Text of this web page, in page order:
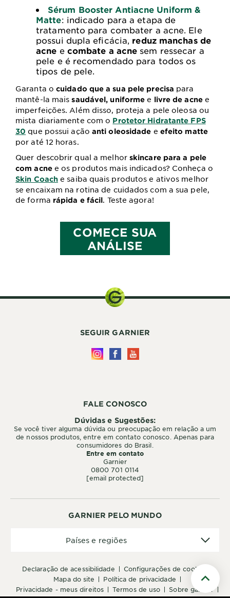
Sérum Booster Antiacne Uniform &
Matte: indicado para a etapa de
tratamento para combater a acne. Ele
possui dupla eficácia, reduz manchas de
acne e combate a acne sem ressecar a
pele e é recomendado para todos os
tipos de pele.
Garanta o cuidado que a sua pele precisa para
mantê-la mais saudável, uniforme e livre de acne e
imperfeições. Além disso, proteja a pele oleosa ou
mista diariamente com o Protetor Hidratante FPS
30 que possui ação anti oleosidade e efeito matte
por até 12 horas.
Quer descobrir qual a melhorskincare para a pele
com acne e os produtos mais indicados? Conheça o
Skin Coach e saiba quais produtos e ativos melhor
se encaixam na rotina de cuidados com a sua pele,
de forma rápida e fácil. Teste agora!
COMECE SUA
ANÁLISE
GARNIER PELO MUNDO
declaração de acessibilidade
configurações de cookies
mapa do site
política de privacidade
privacidade - meus direitos
termos de uso
sobre garnier
Países e regiões
FALE CONOSCO
Dúvidas e Sugestões:
Se você tiver alguma dúvida ou preocupação em relação a um
de nossos produtos, entre em contato conosco. Apenas para
consumidores do Brasil.
Entre em contato
Garnier
0800 701 0114
[email protected]
SEGUIR GARNIER
Scroll